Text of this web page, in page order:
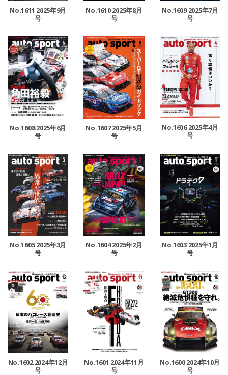
No.1611 2025年9月
号
No.1610 2025年8月
号
No.1609 2025年7月
号
No.1608 2025年6月
号
No.1607 2025年5月
号
No.1606 2025年4月
号
No.1605 2025年3月
号
No.1604 2025年2月
号
No.1603 2025年1月
号
No.1602 2024年12月
号
No.1601 2024年11月
号
No.1600 2024年10月
号